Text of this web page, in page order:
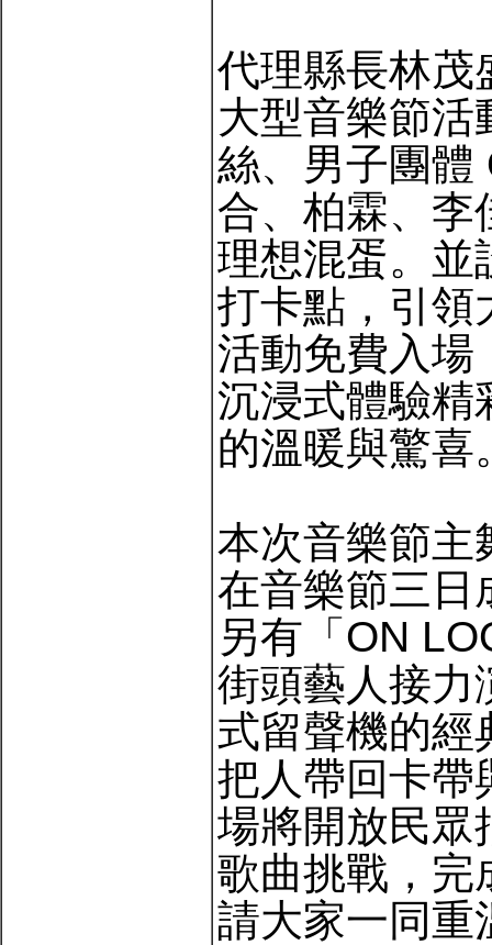
代理縣長林茂
大型音樂節活
絲、男子團體
合、柏霖、李
理想混蛋。並
打卡點，引領
活動免費入場
沉浸式體驗精
的溫暖與驚喜
本次音樂節主
在音樂節三日
另有「ON
街頭藝人接力
式留聲機的經
把人帶回卡帶
場將開放民眾
歌曲挑戰，完
請大家一同重